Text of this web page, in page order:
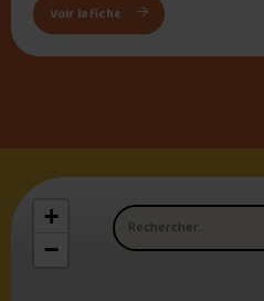
Voir la fiche : Frite-O-Max
Nom du restaurant
+
−